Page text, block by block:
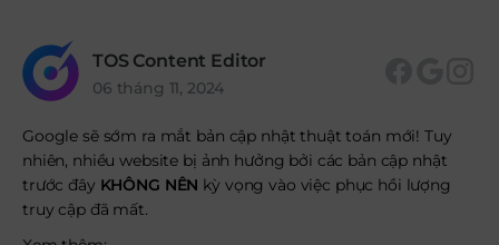
TOS Content Editor
06 tháng 11, 2024
Google sẽ sớm ra mắt bản cập nhật thuật toán mới! Tuy
nhiên, nhiều website bị ảnh hưởng bởi các bản cập nhật
trước đây KHÔNG NÊN kỳ vọng vào việc phục hồi lượng
truy cập đã mất.